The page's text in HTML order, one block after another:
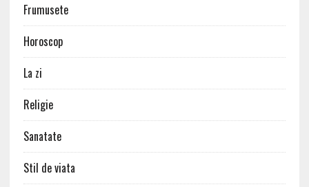
Frumusete
Horoscop
La zi
Religie
Sanatate
Stil de viata